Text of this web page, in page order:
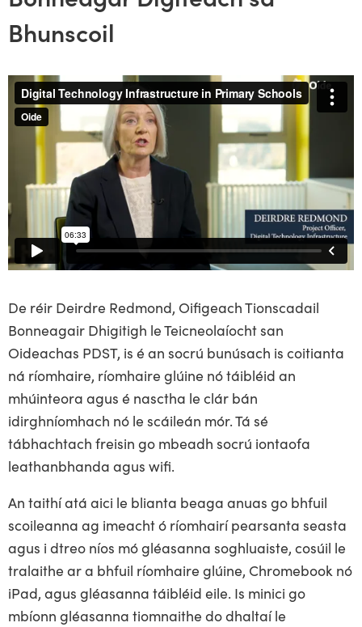
Bhunscoil
De réir Deirdre Redmond, Oifigeach Tionscadail
Bonneagair Dhigitigh le Teicneolaíocht san
Oideachas PDST, is é an socrú bunúsach is coitianta
ná ríomhaire, ríomhaire glúine nó táibléid an
mhúinteora agus é nasctha le clár bán
idirghníomhach nó le scáileán mór. Tá sé
tábhachtach freisin go mbeadh socrú iontaofa
leathanbhanda agus wifi.
An taithí atá aici le blianta beaga anuas go bhfuil
scoileanna ag imeacht ó ríomhairí pearsanta seasta
agus i dtreo níos mó gléasanna soghluaiste, cosúil le
tralaithe ar a bhfuil ríomhaire glúine, Chromebook nó
iPad, agus gléasanna táibléid eile. Is minici go
mbíonn gléasanna tiomnaithe do dhaltaí le